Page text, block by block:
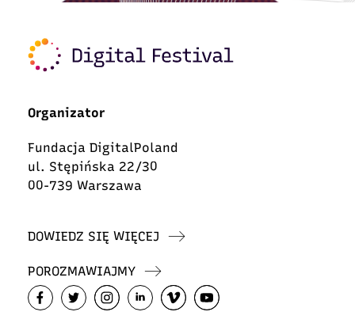
Organizator
Fundacja DigitalPoland
ul. Stępińska 22/30
00-739 Warszawa
DOWIEDZ SIĘ WIĘCEJ
POROZMAWIAJMY